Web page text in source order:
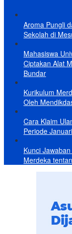
Aroma Pungli
Sekolah di
Mahasiswa
Ciptakan Alat
Bundar
Kurikulum
Oleh
Cara Klaim
Periode
Kunci
Merdeka